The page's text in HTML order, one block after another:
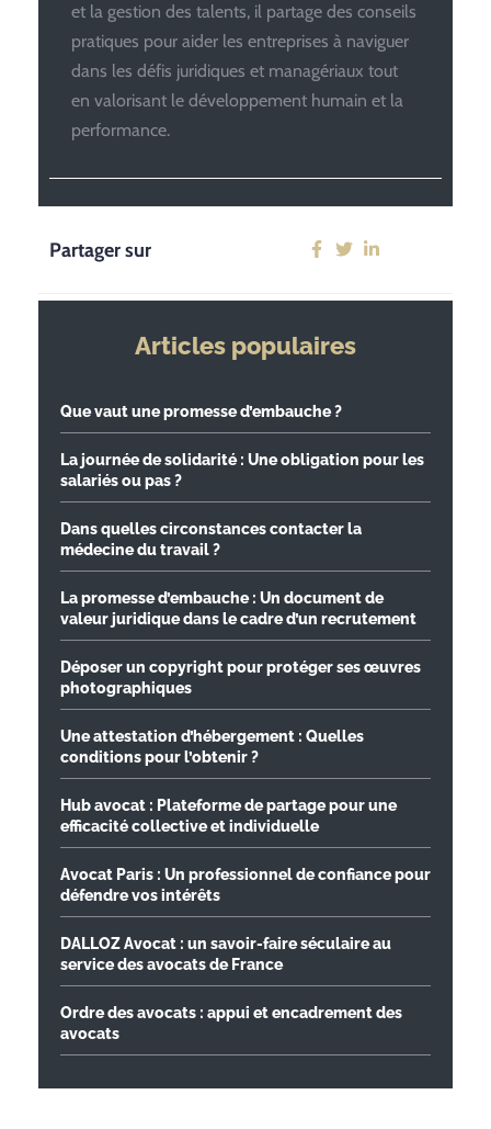
et la gestion des talents, il partage des conseils
pratiques pour aider les entreprises à naviguer
dans les défis juridiques et managériaux tout
en valorisant le développement humain et la
performance.
Partager sur
Articles populaires
Que vaut une promesse d’embauche ?
La journée de solidarité : Une obligation pour les
salariés ou pas ?
Dans quelles circonstances contacter la
médecine du travail ?
La promesse d’embauche : Un document de
valeur juridique dans le cadre d’un recrutement
Déposer un copyright pour protéger ses œuvres
photographiques
Une attestation d’hébergement : Quelles
conditions pour l’obtenir ?
Hub avocat : Plateforme de partage pour une
efficacité collective et individuelle
Avocat Paris : Un professionnel de confiance pour
défendre vos intérêts
DALLOZ Avocat : un savoir-faire séculaire au
service des avocats de France
Ordre des avocats : appui et encadrement des
avocats